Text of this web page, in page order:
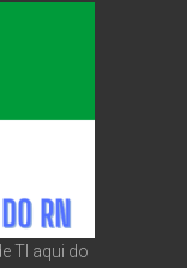
TI aqui do